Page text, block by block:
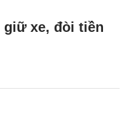
giữ xe, đòi tiền